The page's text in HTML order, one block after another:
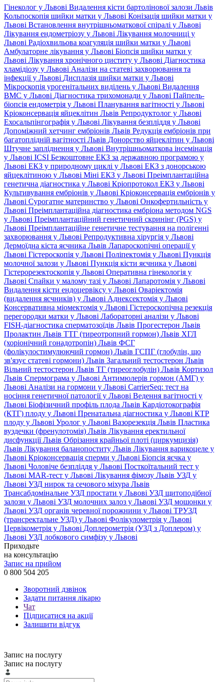
Гінеколог у Львові Видалення кісти бартолінової залози Львів
Кольпоскопія шийки матки у Львові Конізація шийки матки у
Львові Встановлення внутрішньоматкової спіралі у Львові
Лікування ендометріозу у Львові Лікування молочниці у
Львові Радіохвильова коагуляція шийки матки у Львові
Амбулаторне лікування у Львові Біопсія шийки матки у
Львові Лікування хронічного циститу у Львові Діагностика
хламідіозу у Львові Аналізи на статеві захворювання та
інфекції у Львові Дисплазія шийки матки у Львові
Мікроскопія урогенітальних виділень у Львові Видалення
ВМС у Львові Діагностика трихомонади у Львові Пайпель-
біопсія ендометрія у Львові Планування вагітності у Львові
Кріоконсервація яйцеклітин Львів Репродуктолог у Львові
Ехосальпінгографія у Львові Лікування безпліддя у Львові
Допоміжний хетчинг ембріонів Львів Редукція ембріонів при
багатоплідній вагітності Львів Донорство яйцеклітин у Львові
Штучне запліднення у Львові Внутрішньоматкова інсемінація
у Львові ICSI Безкоштовне ЕКЗ за державною програмою у
Львові ЕКЗ у природному циклі у Львові ЕКЗ з донорською
яйцеклітиною у Львові Міні ЕКЗ у Львові Преімплантаційна
генетична діагностика у Львові Кріопротокол ЕКЗ у Львові
Культивування ембріонів у Львові Кріоконсервація ембріонів у
Львові Сурогатне материнство у Львові Онкофертильність у
Львові Преімплантаційна діагностика ембріона методом NGS
у Львові Преімплантаційний генетичний скринінг (PGS) у
Львові Преімплантаційне генетичне тестування на полігенні
захворювання у Львові Репродуктивна хірургія у Львові
Дермоїдна кіста яєчника Львів Лапароскопічні операції у
Львові Гістероскопія у Львові Поліпектомія у Львові Пункція
молочної залози у Львові Пункція кісти яєчника у Львові
Гістерорезектоскопія у Львові Оперативна гінекологія у
Львові Спайки у малому тазі у Львові Лапаротомія у Львові
Видалення кісти ендоцервіксу у Львові Оваріектомія
(видалення яєчників) у Львові Аднексектомія у Львові
Консервативна міомектомія у Львові Гістероскопічна резекція
перегородки матки у Львові Лабораторні аналізи у Львові
FISH-діагностика сперматозоїдів Львів Прогестерон Львів
Пролактин Львів ТТГ (тиреотропний гормон) Львів ХГЛ
(хоріонічний гонадотропін) Львів ФСГ
(фолікулостимулюючий гормон) Львів ГСПГ (глобулін, що
зв'язує статеві гормони) Львів Загальний тестостерон Львів
Вільний тестостерон Львів ТГ (тиреоглобулін) Львів Кортизол
Львів Спермограма у Львові Антимюлерів гормон (АМГ) у
Львові Аналізи на гормони у Львові CarrierSeq: тест на
носіння генетичної патології у Львові Ведення вагітності у
Львові Біофізичний профіль плода Львів Кардіотокографія
(КТГ) плоду у Львові Пренатальна діагностика у Львові КТР
плоду у Львові Уролог у Львові Вазорезекція Львів Пластика
вуздечки (френулотомія) Львів Лікування еректильної
дисфункції Львів Обрізання крайньої плоті (циркумцизія)
Львів Лікування баланопоститу Львів Лікування варикоцеле у
Львові Кріоконсервація сперми у Львові Біопсія яєчка у
Львові Чоловіче безпліддя у Львові Посткоїтальний тест у
Львові MAR-тест у Львові Лікування фімозу Львів УЗД у
Львові УЗД нирок та сечового міхура Львів
Трансабдомінальне УЗД простати у Львові УЗД щитоподібної
залози у Львові УЗД молочних залоз у Львові УЗД мошонки у
Львові УЗД органів черевної порожнини у Львові ТРУЗД
(трансректальне УЗД) у Львові Фолікулометрія у Львові
Цервікометрія у Львові Доплерометрія (УЗД з Доплером) у
Львові УЗД лобкового симфізу у Львові
Приходьте
на консультацію
Запис на прийом
0 800 504 205
Зворотний дзвінок
Задати питання лікарю
Чат
Підписатися на акції
Залишити відгук
Запис на послугу
Запис на послугу